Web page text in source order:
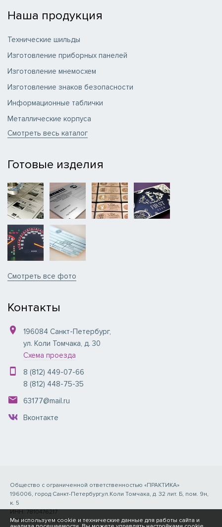
Наша продукция
Технические шильды
Изготовление приборных панелей
Изготовление мнемосхем
Изготовление знаков безопасности
Информационные таблички
Металлические корпуса
Смотреть весь каталог
Готовые изделия
Смотреть вcе фото
Контакты
196084 Санкт-Петербург,
ул. Коли Томчака, д. 30
Схема проезда
8 (812) 449-07-66
8 (812) 448-75-35
63177@mail.ru
Вконтакте
Общество с ограниченной ответственностью «ПРАКТИКА»
196006, город Санкт-Петербург,ул.Коли Томчака, д. 32 лит. Б, пом. 9н,
к. 5
ИНН: 7810476217
ОГРН: 1077847410266
Мы используем cookie и технические данные для работы сайта и